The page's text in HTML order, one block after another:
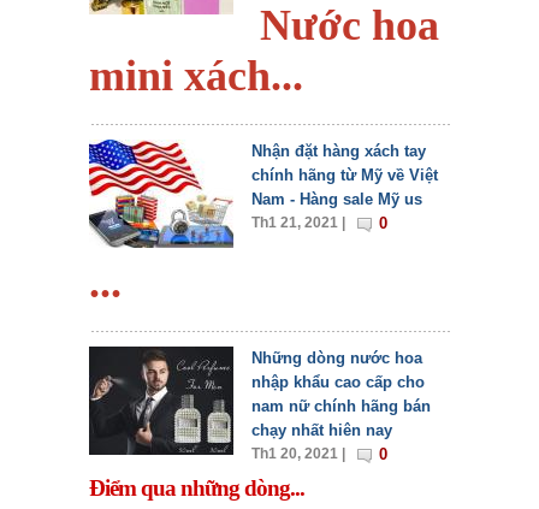
Nước hoa
mini xách...
Nhận đặt hàng xách tay
chính hãng từ Mỹ về Việt
Nam - Hàng sale Mỹ us
Th1 21, 2021 | 0
...
Những dòng nước hoa
nhập khẩu cao cấp cho
nam nữ chính hãng bán
chạy nhất hiên nay
Th1 20, 2021 | 0
Điểm qua những dòng...